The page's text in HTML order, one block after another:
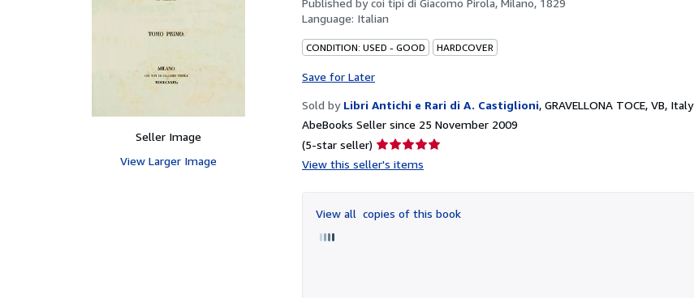
Seller Image
View Larger Image
Published bycoi tipi di Giacomo Pirola, Milano, 1829
Language: Italian
CONDITION: USED - GOOD HARDCOVER
Save for Later
Sold by Libri Antichi e Rari di A. Castiglioni, GRAVELLONA TOCE, VB, Italy
AbeBooks Seller since 25 November 2009
(5-star seller) Seller
rating
of
5
View this seller's items
View all copies of this book